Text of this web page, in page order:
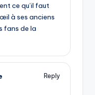
ce qu’il faut
à ses anciens
fans de la
Reply